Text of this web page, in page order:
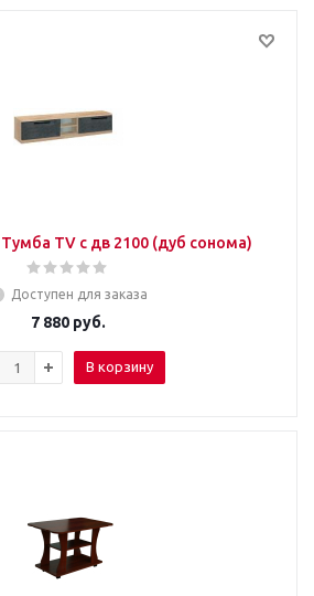
TV с дв 2100 (дуб сонома)
Доступен для заказа
7 880руб.
В корзину